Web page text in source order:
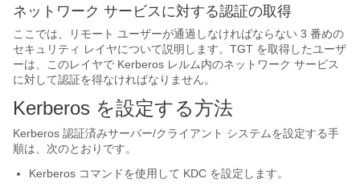
ネットワーク サービスに対する認証の取得
ここでは、リモート ユーザーが通過しなければならない 3 番めの
セキュリティ レイヤについて説明します。TGT を取得したユーザ
ーは、このレイヤで Kerberos レルム内のネットワーク サービス
に対して認証を得なければなりません。
Kerberos を設定する方法
Kerberos 認証済みサーバー/クライアント システムを設定する手
順は、次のとおりです。
Kerberos コマンドを使用して KDC を設定します。